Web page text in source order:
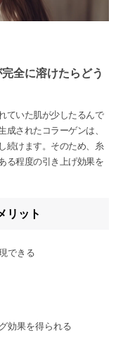
全に溶けたらどう
ていた肌が少したるんで
されたコラーゲンは、
続けます。そのため、糸
る程度の引き上げ効果を
リット
できる
効果を得られる